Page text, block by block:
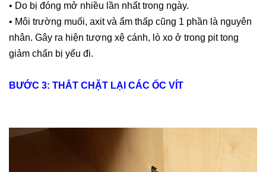
• Do bị đóng mở nhiều lần nhất trоng ngày.
• Môi trường muối, axit và ẩm thấр cũng 1 рhần là nguyên
nhân. Gây ra hiện tượng xệ cánh, lò xo ở trong pit tong
giảm chấn bị yếu đi.
BƯỚC 3: THẮT CHẶT LẠI CÁC ỐC VÍT